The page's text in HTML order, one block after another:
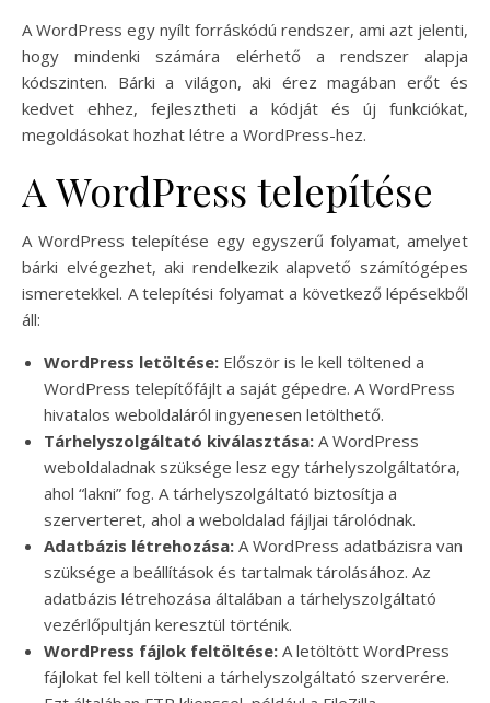
A WordPress egy nyílt forráskódú rendszer, ami azt jelenti,
hogy mindenki számára elérhető a rendszer alapja
kódszinten. Bárki a világon, aki érez magában erőt és
kedvet ehhez, fejlesztheti a kódját és új funkciókat,
megoldásokat hozhat létre a WordPress-hez.
A WordPress telepítése
A WordPress telepítése egy egyszerű folyamat, amelyet
bárki elvégezhet, aki rendelkezik alapvető számítógépes
ismeretekkel. A telepítési folyamat a következő lépésekből
áll:
WordPress letöltése: Először is le kell töltened a
WordPress telepítőfájlt a saját gépedre. A WordPress
hivatalos weboldaláról ingyenesen letölthető.
Tárhelyszolgáltató kiválasztása: A WordPress
weboldaladnak szüksége lesz egy tárhelyszolgáltatóra,
ahol “lakni” fog. A tárhelyszolgáltató biztosítja a
szerverteret, ahol a weboldalad fájljai tárolódnak.
Adatbázis létrehozása: A WordPress adatbázisra van
szüksége a beállítások és tartalmak tárolásához. Az
adatbázis létrehozása általában a tárhelyszolgáltató
vezérlőpultján keresztül történik.
WordPress fájlok feltöltése: A letöltött WordPress
fájlokat fel kell tölteni a tárhelyszolgáltató szerverére.